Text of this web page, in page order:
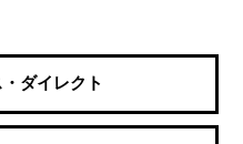
ダイレクト